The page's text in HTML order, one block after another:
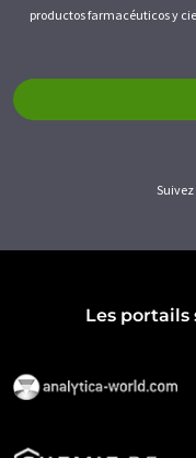
productos farmacéuticos y
Les portails